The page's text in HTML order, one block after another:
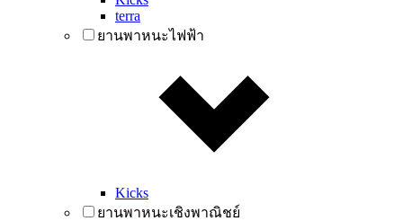
terra
ยานพาหนะไฟฟ้า
Kicks
ยานพาหนะเชิงพาณิชย์